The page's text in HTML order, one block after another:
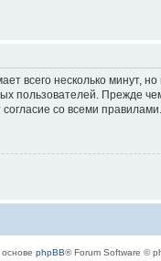
всего несколько минут,
пользователей. Прежде
со всеми правилами.
phpBB® Forum Software ©